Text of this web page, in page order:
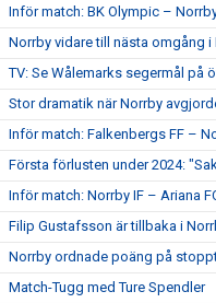
Inför match: BK Olympic –
Norrby vidare till nästa omgång i
TV: Se Wålemarks segermål på
Stor dramatik när Norrby
Inför match: Falkenbergs FF –
Första förlusten under 2024:
Inför match: Norrby IF – Ariana
Filip Gustafsson är tillbaka i
Norrby ordnade poäng på
Match-Tugg med Ture Spendler